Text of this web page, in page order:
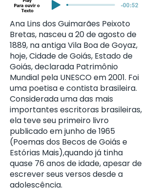
-00:52
Ana Lins dos Guimarães Peixoto
Bretas, nasceu a 20 de agosto de
1889, na antiga Vila Boa de Goyaz,
hoje, Cidade de Goiás, Estado de
Goiás, declarada Patrimônio
Mundial pela UNESCO em 2001. Foi
uma poetisa e contista brasileira.
Considerada uma das mais
importantes escritoras brasileiras,
ela teve seu primeiro livro
publicado em junho de 1965
(Poemas dos Becos de Goiás e
Estórias Mais),quando já tinha
quase 76 anos de idade, apesar de
escrever seus versos desde a
adolescência.